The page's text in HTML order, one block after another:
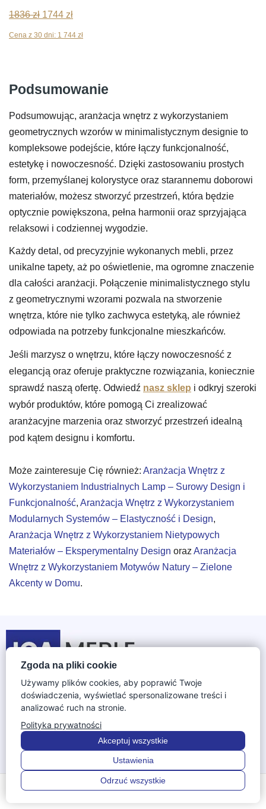
1836zł Pierwotna
cena
1744 złAktualna
cena
Cena z 30 dni: 1 744 zł
Podsumowanie
Podsumowując, aranżacja wnętrz z wykorzystaniem
geometrycznych wzorów w minimalistycznym designie to
kompleksowe podejście, które łączy funkcjonalność,
estetykę i nowoczesność. Dzięki zastosowaniu prostych
form, przemyślanej kolorystyce oraz starannemu doborowi
materiałów, możesz stworzyć przestrzeń, która będzie
optycznie powiększona, pełna harmonii oraz sprzyjająca
relaksowi i codziennej wygodzie.
Każdy detal, od precyzyjnie wykonanych mebli, przez
unikalne tapety, aż po oświetlenie, ma ogromne znaczenie
dla całości aranżacji. Połączenie minimalistycznego stylu
z geometrycznymi wzorami pozwala na stworzenie
wnętrza, które nie tylko zachwyca estetyką, ale również
odpowiada na potrzeby funkcjonalne mieszkańców.
Jeśli marzysz o wnętrzu, które łączy nowoczesność z
elegancją oraz oferuje praktyczne rozwiązania, koniecznie
sprawdź naszą ofertę. Odwiedź nasz sklep i odkryj szeroki
wybór produktów, które pomogą Ci zrealizować
aranżacyjne marzenia oraz stworzyć przestrzeń idealną
pod kątem designu i komfortu.
Może zainteresuje Cię również: Aranżacja Wnętrz z
Wykorzystaniem Industrialnych Lamp – Surowy Design i
Funkcjonalność, Aranżacja Wnętrz z Wykorzystaniem
Modularnych Systemów – Elastyczność i Design,
Aranżacja Wnętrz z Wykorzystaniem Nietypowych
Materiałów – Eksperymentalny Design oraz Aranżacja
Wnętrz z Wykorzystaniem Motywów Natury – Zielone
Akcenty w Domu.
W naszym sklepie IGA Meble znajdą Państwo szeroka
ofertę mebli do salonu, jadalni, sypialni, garderoby, gabinetu
i pokoju dziecięcego. Oferujemy szeroką gamę mebli
dębowych, narożniki tapicerowane, materace do łóżek i
wiele innych produktów w atrakcyjnych cenach. Dokonamy
wszelkich starań aby produkt trafił do produkcji zaraz po
złożeniu zamówienia w naszym sklepie.
INFORMACJE
0
Zgoda na pliki cookie
Używamy plików cookies, aby poprawić Twoje
doświadczenia, wyświetlać spersonalizowane treści i
analizować ruch na stronie.
Polityka prywatności
Ustawienia
Odrzuć wszystkie
Akceptuj wszystkie